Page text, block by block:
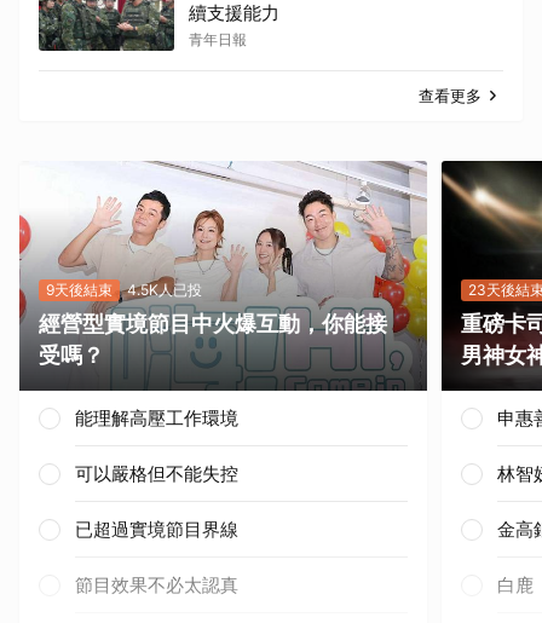
續支援能力
青年日報
查看更多
9天後結束 4.5K人已投
經營型實境節目中火爆互動，你能接
受嗎？
能理解高壓工作環境
可以嚴格但不能失控
已超過實境節目界線
節目效果不必太認真
23天後結
重磅卡
男神女
申惠
林智
金高
白鹿